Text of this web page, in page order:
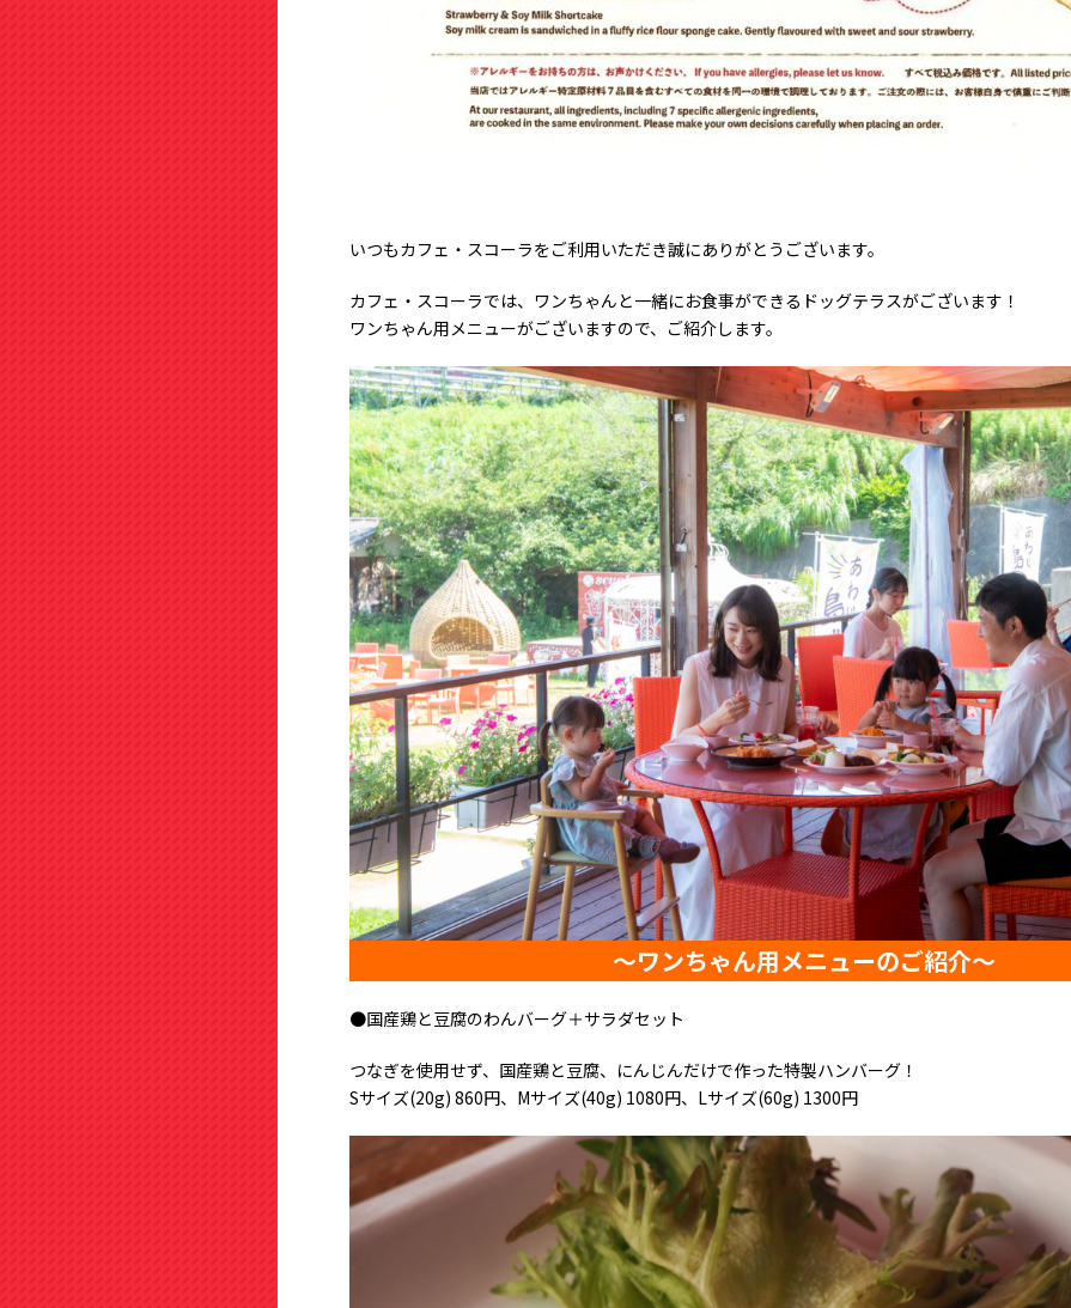
いつもカフェ・スコーラをご利用いただき誠にありがとうございます。
カフェ・スコーラでは、ワンちゃんと一緒にお食事ができるドッグテラスがございます！
ワンちゃん用メニューがございますので、ご紹介します。
～ワンちゃん用メニューのご紹介～
●国産鶏と豆腐のわんバーグ＋サラダセット
つなぎを使用せず、国産鶏と豆腐、にんじんだけで作った特製ハンバーグ！
Sサイズ(20g) 860円、Mサイズ(40g) 1080円、Lサイズ(60g) 1300円